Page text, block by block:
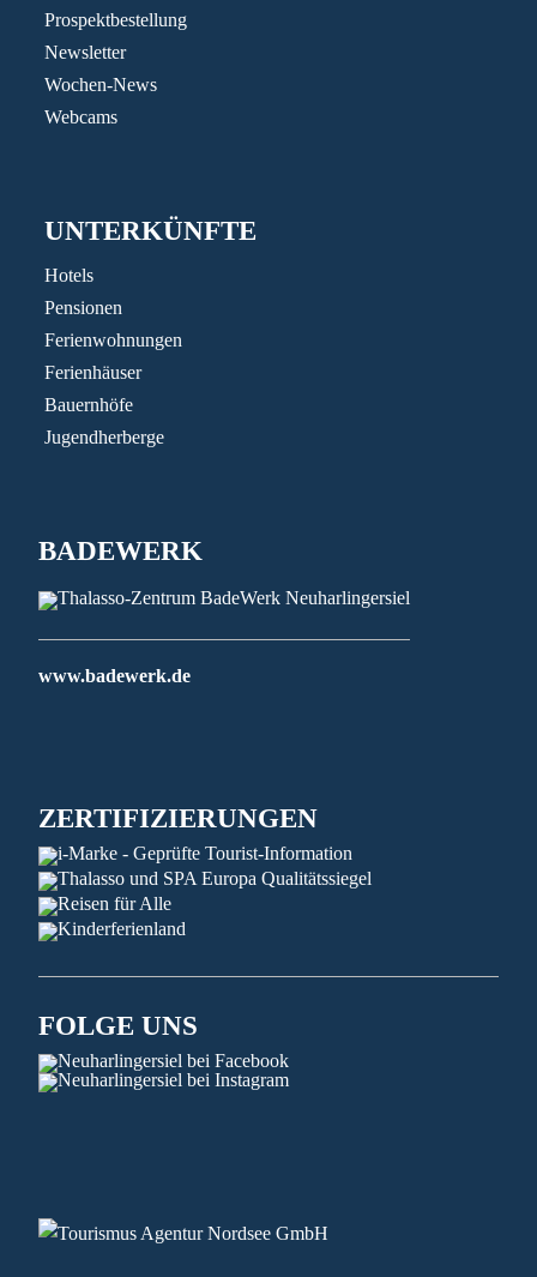
Prospektbestellung
Newsletter
Wochen-News
Webcams
UNTERKÜNFTE
Hotels
Pensionen
Ferienwohnungen
Ferienhäuser
Bauernhöfe
Jugendherberge
BADEWERK
www.badewerk.de
ZERTIFIZIERUNGEN
FOLGE UNS